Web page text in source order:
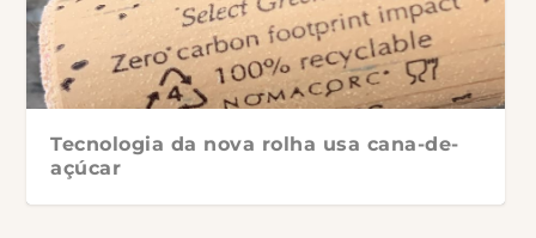
Tecnologia da nova rolha usa cana-de-
açúcar